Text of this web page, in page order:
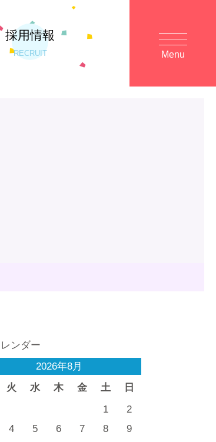
採用情報
RECRUIT Menu
ンダー
2026年8月
火 水 木 金 土 日
1
2
4 5 6 7 8
9